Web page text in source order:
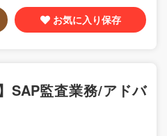
お気に入り保存
SAP監査業務/アドバ